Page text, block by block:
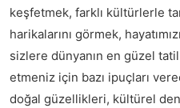
keşfetmek, farklı kültürlerle
harikalarını görmek,
sizlere dünyanın en güzel
etmeniz için bazı ipuçları
doğal güzellikleri, kültürel